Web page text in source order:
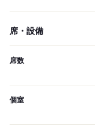
席・設備
席数
個室